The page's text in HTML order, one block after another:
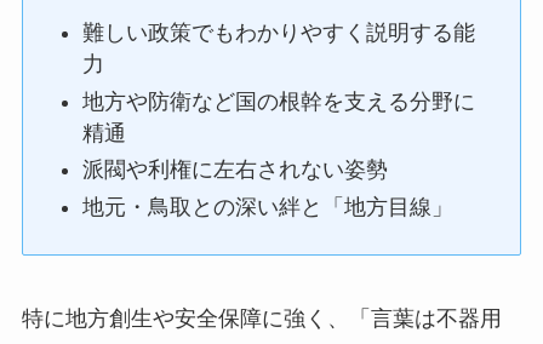
難しい政策でもわかりやすく説明する能
力
地方や防衛など国の根幹を支える分野に
精通
派閥や利権に左右されない姿勢
地元・鳥取との深い絆と「地方目線」
特に地方創生や安全保障に強く、「言葉は不器用